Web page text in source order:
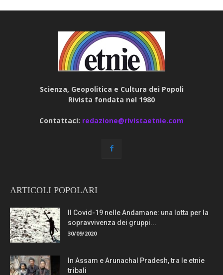
Scienza, Geopolitica e Cultura dei Popoli
Rivista fondata nel 1980
Contattaci: redazione@rivistaetnie.com
ARTICOLI POPOLARI
Il Covid-19 nelle Andamane: una lotta per la
sopravvivenza dei gruppi...
30/09/2020
In Assam e Arunachal Pradesh, tra le etnie
tribali